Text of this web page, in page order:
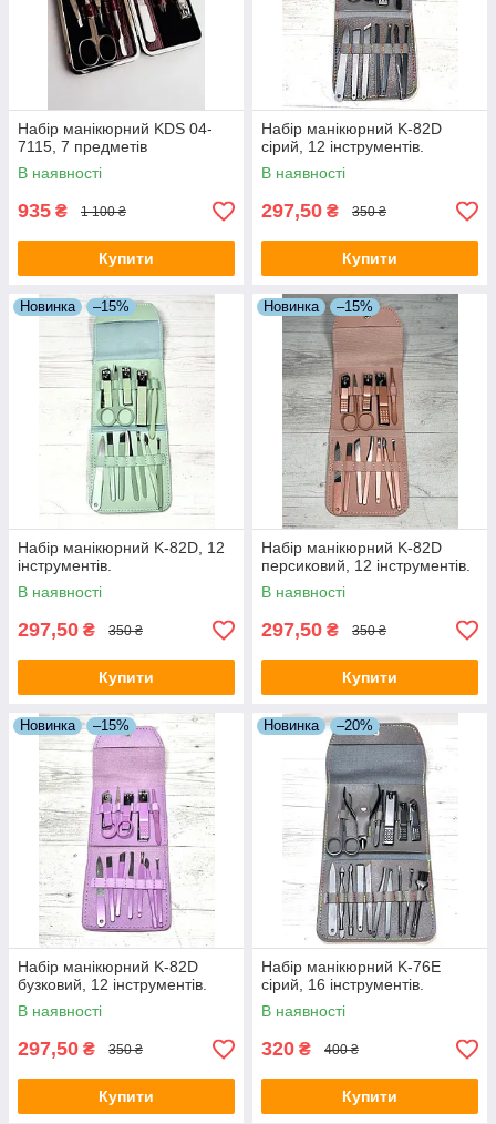
Набір манікюрний KDS 04-
7115, 7 предметів
В наявності
935 ₴ 1 100 ₴
Купити
Набір манікюрний K-82D
сірий, 12 інструментів.
В наявності
297,50 ₴ 350 ₴
Купити
Новинка –15%
Набір манікюрний K-82D, 12
інструментів.
В наявності
297,50 ₴ 350 ₴
Купити
Новинка –15%
Набір манікюрний K-82D
персиковий, 12 інструментів.
В наявності
297,50 ₴ 350 ₴
Купити
Новинка –15%
Набір манікюрний K-82D
бузковий, 12 інструментів.
В наявності
297,50 ₴ 350 ₴
Купити
Новинка –20%
Набір манікюрний K-76E
сірий, 16 інструментів.
В наявності
320 ₴ 400 ₴
Купити